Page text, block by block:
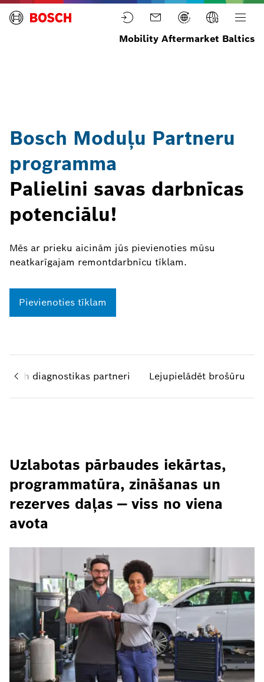
Mobility Aftermarket Baltics
Bosch Moduļu Partneru
programma
Palielini savas darbnīcas
potenciālu!
Mēs ar prieku aicinām jūs pievienoties mūsu
neatkarīgajam remontdarbnīcu tīklam.
Pievienoties tīklam
diagnostikas partneri Lejupielādēt brošūru
Uzlabotas pārbaudes iekārtas,
programmatūra, zināšanas un
rezerves daļas — viss no viena
avota